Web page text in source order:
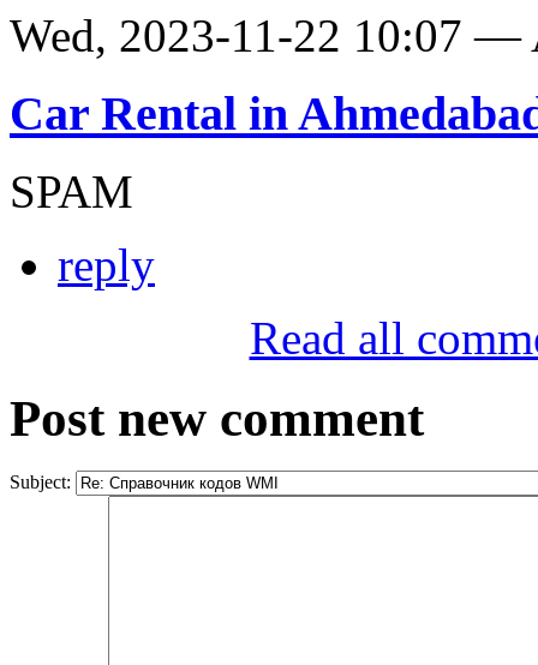
Wed, 2023-11-22 10:07 —
Car Rental in
SPAM
reply
Read all
Post new comment
Subject: